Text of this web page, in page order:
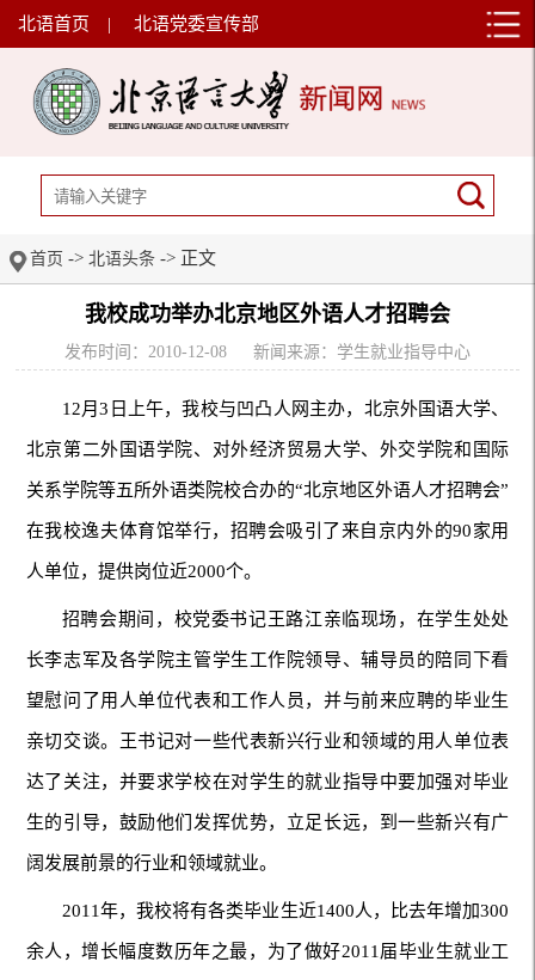
北语首页 | 北语党委宣传部
首页 -> 北语头条 -> 正文
我校成功举办北京地区外语人才招聘会
发布时间：2010-12-08 新闻来源：学生就业指导中心
12月3日上午，我校与凹凸人网主办，北京外国语大学、
北京第二外国语学院、对外经济贸易大学、外交学院和国际
关系学院等五所外语类院校合办的“北京地区外语人才招聘会”
在我校逸夫体育馆举行，招聘会吸引了来自京内外的90家用
人单位，提供岗位近2000个。
招聘会期间，校党委书记王路江亲临现场，在学生处处
长李志军及各学院主管学生工作院领导、辅导员的陪同下看
望慰问了用人单位代表和工作人员，并与前来应聘的毕业生
亲切交谈。王书记对一些代表新兴行业和领域的用人单位表
达了关注，并要求学校在对学生的就业指导中要加强对毕业
生的引导，鼓励他们发挥优势，立足长远，到一些新兴有广
阔发展前景的行业和领域就业。
2011年，我校将有各类毕业生近1400人，比去年增加300
余人，增长幅度数历年之最，为了做好2011届毕业生就业工